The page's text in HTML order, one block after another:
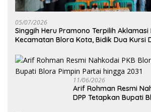
05/07/2026
Singgih Heru Pramono Terpilih
Kecamatan Blora Kota, Bidik Dua Kursi
11/06/2026
Arif Rohman Resmi
DPP Tetapkan Bupati